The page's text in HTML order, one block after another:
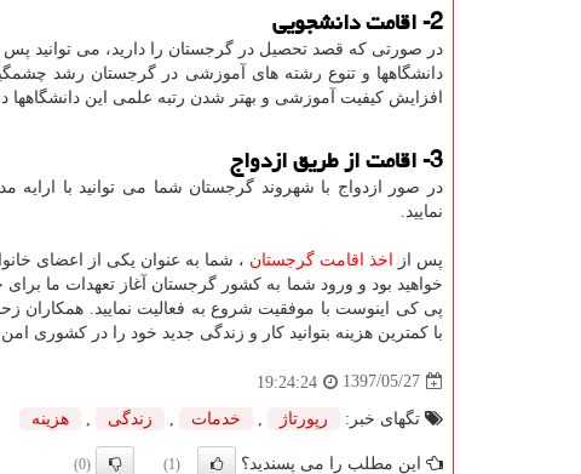
2- اقامت دانشجویی
در صورتی که قصد تحصیل در گرجستان را دارید، می توانید پس
دانشگاهها و تنوع رشته های آموزشی در گرجستان رشد
افزایش کیفیت آموزشی و بهتر شدن رتبه علمی این
3- اقامت از طریق ازدواج
در صور ازدواج با شهروند گرجستان شما می توانید با ارایه
نمایید.
پس از اخذ اقامت گرجستان ، شما به عنوان یکی از اعضای
خواهید بود و ورود شما به کشور گرجستان آغاز تعهدات ما برای
پی کی اینوست با موفقیت شروع به فعالیت نمایید.
با کمترین هزینه بتوانید کار و زندگی جدید خود را در کشوری امن
1397/05/27
19:24:24
تگهای خبر: رپورتاژ خدمات زندگی هزینه
این مطلب را می پسندید؟ (1)
(0)